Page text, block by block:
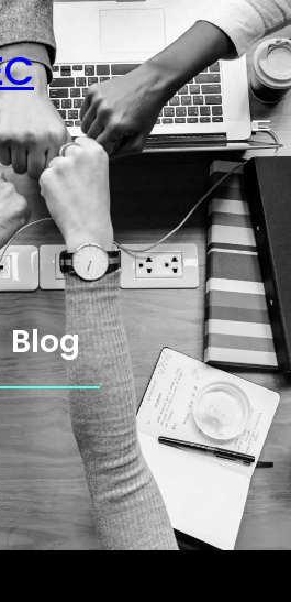
Blog